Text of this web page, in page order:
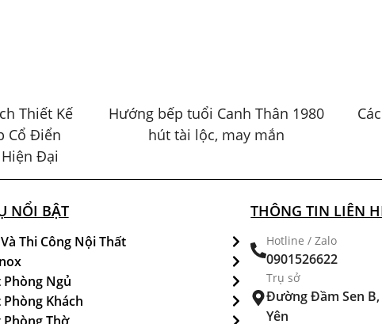
Thiết Kế
Cổ Điển
Đại
Hướng bếp tuổi Canh Thân 1980
hút tài lộc, may mắn
NỔI BẬT
Thi Công Nội Thất
Ngủ
Khách
THÔNG TIN LIÊN
Hotline / Zalo
0901526622
Trụ sở
Đường Đầm Sen
Yên